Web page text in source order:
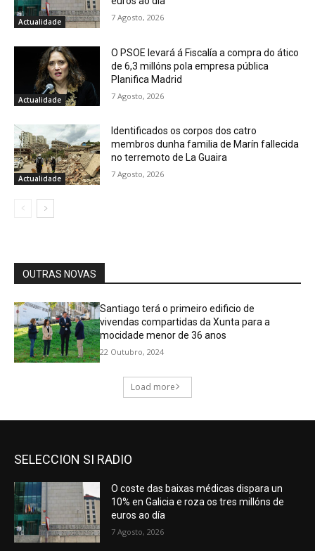
SELECCION SI RADIO
O coste das baixas médicas dispara un
10% en Galicia e roza os tres millóns de
euros ao día
7 Agosto, 2026